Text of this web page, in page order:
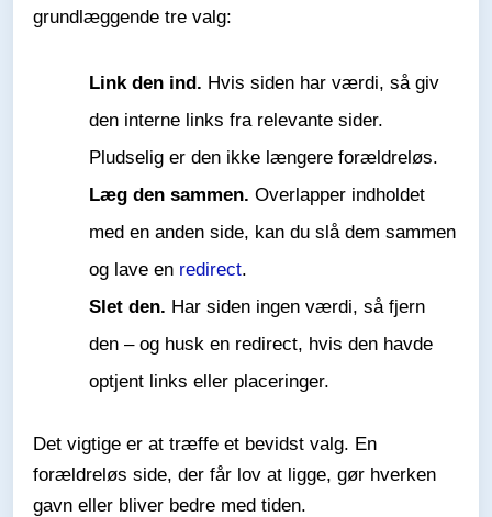
grundlæggende tre valg:
Link den ind. Hvis siden har værdi, så giv
den interne links fra relevante sider.
Pludselig er den ikke længere forældreløs.
Læg den sammen. Overlapper indholdet
med en anden side, kan du slå dem sammen
og lave en redirect.
Slet den. Har siden ingen værdi, så fjern
den – og husk en redirect, hvis den havde
optjent links eller placeringer.
Det vigtige er at træffe et bevidst valg. En
forældreløs side, der får lov at ligge, gør hverken
gavn eller bliver bedre med tiden.